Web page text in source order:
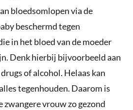
bloedsomlopen via de
beschermd tegen
in het bloed van de moeder
Denk hierbij bijvoorbeeld aan
of alcohol. Helaas kan
tegenhouden. Daarom is
zwangere vrouw zo gezond